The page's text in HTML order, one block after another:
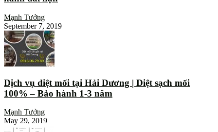
Mạnh Tưởng
September 7, 2019
Dịch vụ diệt mối tại Hải Dương | Diệt sạch mối
100% – Bảo hành 1-3 năm
Mạnh Tưởng
May 29, 2019